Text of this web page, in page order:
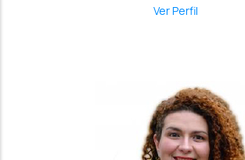
Ver Perfil